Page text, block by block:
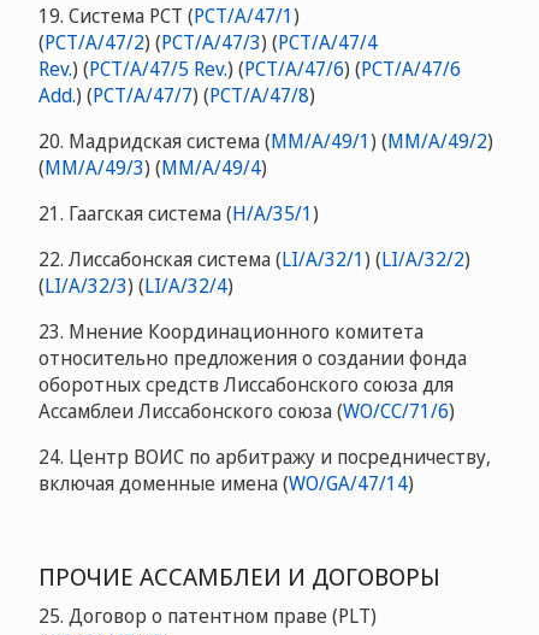
19. Система PCT (PCT/A/47/1)
(PCT/A/47/2) (PCT/A/47/3) (PCT/A/47/4
Rev.) (PCT/A/47/5 Rev.) (PCT/A/47/6) (PCT/A/47/6
Add.) (PCT/A/47/7) (PCT/A/47/8)
20. Мадридская система (MM/A/49/1) (MM/A/49/2)
(MM/A/49/3) (MM/A/49/4)
21. Гаагская система (H/A/35/1)
22. Лиссабонская система (LI/A/32/1) (LI/A/32/2)
(LI/A/32/3) (LI/A/32/4)
23. Мнение Координационного комитета
относительно предложения о создании фонда
оборотных средств Лиссабонского союза для
Ассамблеи Лиссабонского союза (WO/CC/71/6)
24. Центр ВОИС по арбитражу и посредничеству,
включая доменные имена (WO/GA/47/14)
ПРОЧИЕ АССАМБЛЕИ И ДОГОВОРЫ
25. Договор о патентном праве (PLT)